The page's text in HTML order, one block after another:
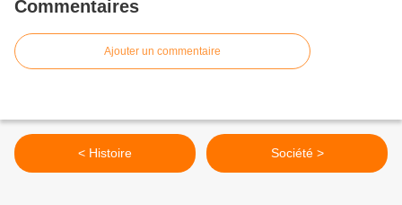
Commentaires
Ajouter un commentaire
< Histoire Société >